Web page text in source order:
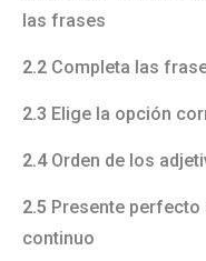
las frases
2.2 Completa las
2.3 Elige la opción
2.4Orden de los
2.5 Presente
continuo